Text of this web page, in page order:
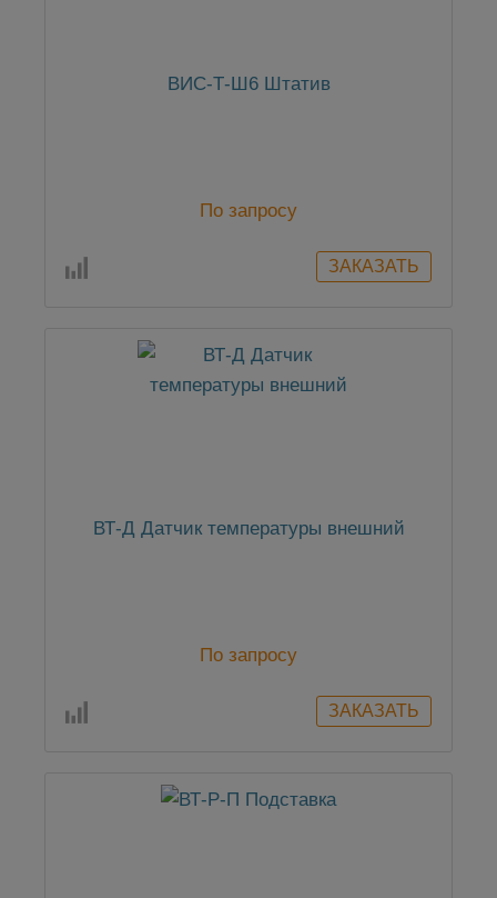
ВИС-Т-Ш6 Штатив
По запросу
ВТ-Д Датчик температуры внешний
По запросу